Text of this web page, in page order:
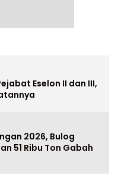
Eselon II dan III,
2026, Bulog
51 Ribu Ton Gabah